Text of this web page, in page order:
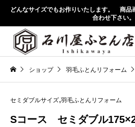
どんなサイズでもお作りいたします。 商品
合わせ下さい。
ショップ 羽毛ふとんリフォーム
セミダブルサイズ,羽毛ふとんリフォーム
Sコース セミダブル